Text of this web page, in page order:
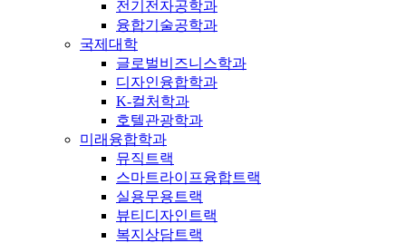
전기전자공학과
융합기술공학과
국제대학
글로벌비즈니스학과
디자인융합학과
K-컬처학과
호텔관광학과
미래융합학과
뮤직트랙
스마트라이프융합트랙
실용무용트랙
뷰티디자인트랙
복지상담트랙